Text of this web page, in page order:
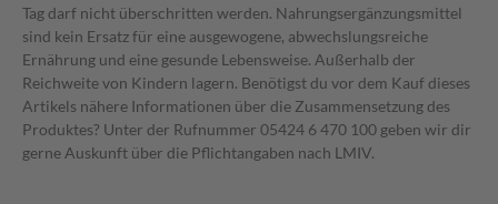
Tag darf nicht überschritten werden. Nahrungsergänzungsmittel
sind kein Ersatz für eine ausgewogene, abwechslungsreiche
Ernährung und eine gesunde Lebensweise. Außerhalb der
Reichweite von Kindern lagern. Benötigst du vor dem Kauf dieses
Artikels nähere Informationen über die Zusammensetzung des
Produktes? Unter der Rufnummer 05424 6 470 100 geben wir dir
gerne Auskunft über die Pflichtangaben nach LMIV.